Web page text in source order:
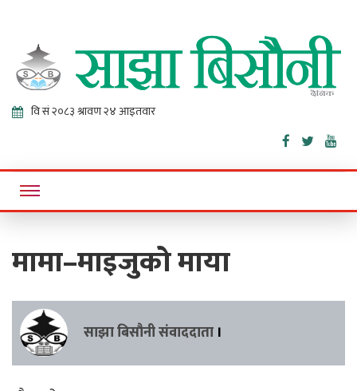
Sajha
Bisaunee
Online News Portal
मामा–माइजुको माया
साझा बिसौनी संवाददाता ।